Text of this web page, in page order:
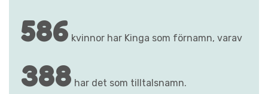
586 kvinnor har Kinga som förnamn, varav
388 har det som tilltalsnamn.